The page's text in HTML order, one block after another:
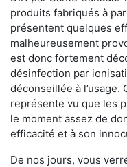
produits fabriqués à
présentent quelques
malheureusement
est donc fortement
désinfection par
déconseillée à l’usage.
représente vu que les
le moment assez de
efficacité et à son
De nos jours, vous